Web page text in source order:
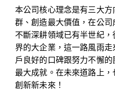
本公司核心理念是有三大
群、創造最大價值，在公
不斷深耕領域已有半世紀
界的大企業，這一路風雨
戶良好的口碑跟努力不懈
最大成就。在未來道路上
創新新未來！